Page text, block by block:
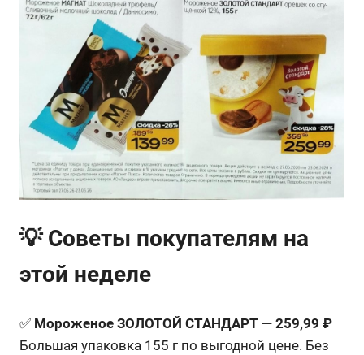
💡 Советы покупателям на
этой неделе
✅ Мороженое ЗОЛОТОЙ СТАНДАРТ — 259,99 ₽
Большая упаковка 155 г по выгодной цене. Без